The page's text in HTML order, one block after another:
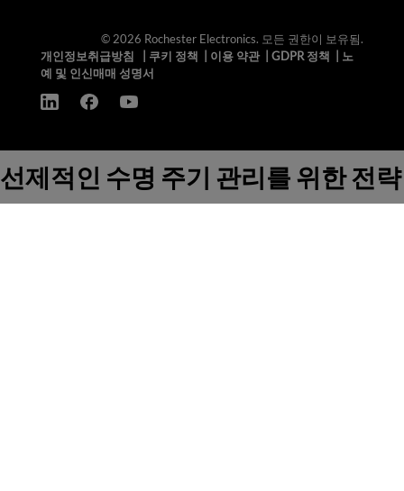
© 2026 Rochester Electronics. 모든 권한이 보유됨.
개인정보취급방침
쿠키 정책 이용 약관| GDPR 정책
노
예 및 인신매매 성명서
선제적인 수명 주기 관리를 위한 전략